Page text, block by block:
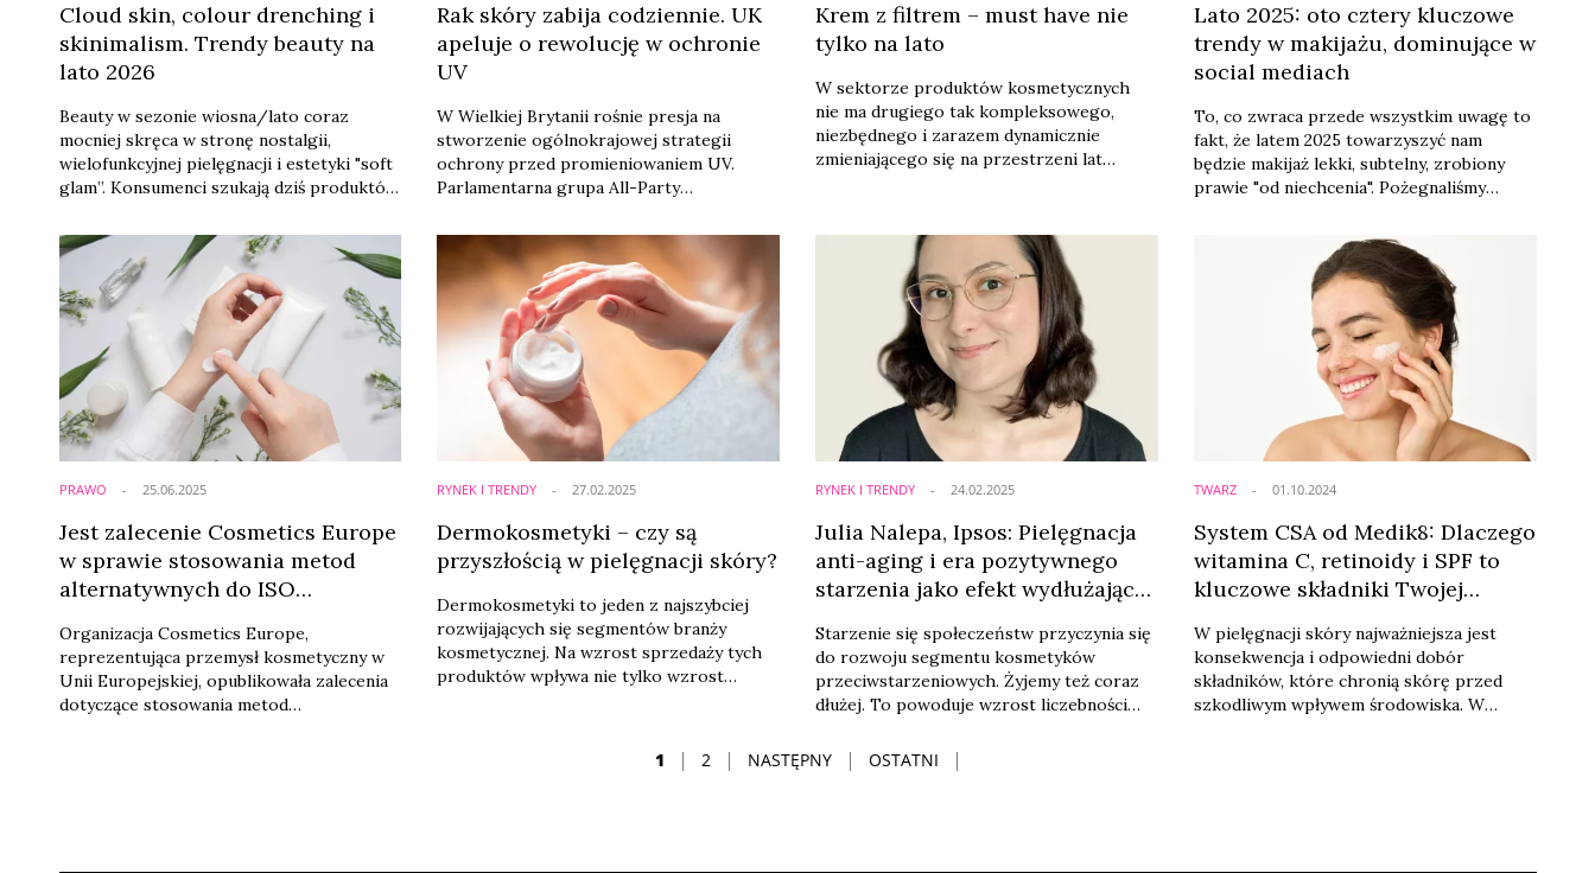
Cloud skin, colour drenching i
skinimalism. Trendy beauty na
lato 2026
Beauty w sezonie wiosna/lato coraz
mocniej skręca w stronę nostalgii,
wielofunkcyjnej pielęgnacji i estetyki "soft
glam”. Konsumenci szukają dziś produktów,
TikToku, ale również upraszczają
codzienną rutynę i odpowiadają na
potrzeby skóry.
Rak skóry zabija codziennie. UK
apeluje o rewolucję w ochronie
UV
W Wielkiej Brytanii rośnie presja na
stworzenie ogólnokrajowej strategii
ochrony przed promieniowaniem UV.
Parlamentarna grupa All-Party
Wellbeing opublikowała raport, w którym
apeluje o uznanie filtrów
przeciwsłonecznych za produkty
profilaktyki zdrowotnej oraz
wprowadzenie szeroko zakrojonych
działań edukacyjnych i regulacyjnych.
Krem z filtrem – must have nie
tylko na lato
W sektorze produktów kosmetycznych
nie ma drugiego tak kompleksowego,
niezbędnego i zarazem dynamicznie
zmieniającego się na przestrzeni lat
„ochronnej” awansowała do roli głównej w
codziennej pielęgnacji: prewencyjnej oraz
Lato 2025: oto cztery kluczowe
trendy w makijażu, dominujące w
social mediach
To, co zwraca przede wszystkim uwagę to
fakt, że latem 2025 towarzyszyć nam
będzie makijaż lekki, subtelny, zrobiony
prawie "od niechcenia". Pożegnaliśmy
towarzyszył nam ubiegłego lata. Teraz –
jak się wydaje –​ do łask powrócił make up
bardziej minimalistyczny, skupiony na
pielęgnacji skóry i ochronie jej przed
promieniowaniem słonecznym.
PRAWO
Jest zalecenie Cosmetics Europe
w sprawie stosowania metod
alternatywnych do ISO
co się z tym wiąże dla branży?
Organizacja Cosmetics Europe,
reprezentująca przemysł kosmetyczny w
Unii Europejskiej, opublikowała zalecenia
dotyczące stosowania metod
25.06.2025 RYNEK I TRENDY
Dermokosmetyki – czy są
przyszłością w pielęgnacji skóry?
Dermokosmetyki to jeden z najszybciej
rozwijających się segmentów branży
kosmetycznej. Na wzrost sprzedaży tych
produktów wpływa nie tylko wzrost
27.02.2025 RYNEK I TRENDY
Julia Nalepa, Ipsos: Pielęgnacja
anti-aging i era pozytywnego
starzenia jako efekt wydłużającej
Starzenie się społeczeństw przyczynia się
do rozwoju segmentu kosmetyków
przeciwstarzeniowych. Żyjemy też coraz
dłużej. To powoduje wzrost liczebności
kojarzymy z produktami anti-aging – osób,
które dostrzegają na swojej skórze
24.02.2025 TWARZ
System CSA od Medik8: Dlaczego
witamina C, retinoidy i SPF to
kluczowe składniki Twojej
W pielęgnacji skóry najważniejsza jest
konsekwencja i odpowiedni dobór
składników, które chronią skórę przed
szkodliwym wpływem środowiska. W
01.10.2024
1 2 NASTĘPNY OSTATNI